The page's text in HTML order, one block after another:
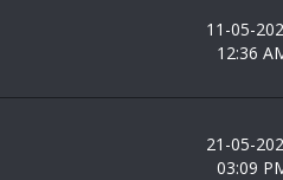
11-05-
12:36
21-05-
03:09